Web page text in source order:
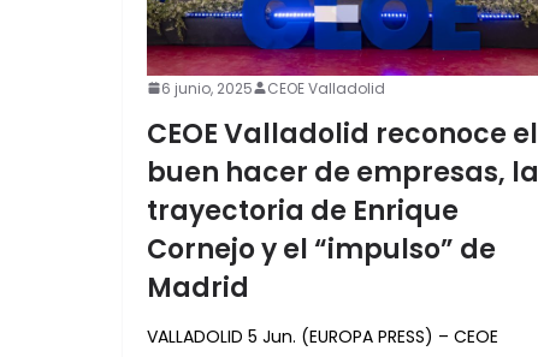
6 junio, 2025 CEOE Valladolid
CEOE Valladolid reconoce el
buen hacer de empresas, la
trayectoria de Enrique
Cornejo y el “impulso” de
Madrid
VALLADOLID 5 Jun. (EUROPA PRESS) – CEOE